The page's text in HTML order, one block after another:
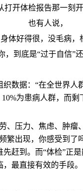
打开体检报告那一刻开
也有人说，
体好得很，没毛病，
，到底是“过于自信”还
织数据：“在全世界人
为患病人群，而剩
、压力、焦虑、肿瘤
繁出现，你感受到了
先赶到。而“体检”正
最直接有效的手段。